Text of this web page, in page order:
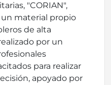
"CORIAN",
material propio
de alta
por un
para realizar
apoyado por